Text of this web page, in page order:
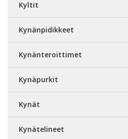
Kyltit
Kynänpidikkeet
Kynänteroittimet
Kynäpurkit
Kynät
Kynätelineet